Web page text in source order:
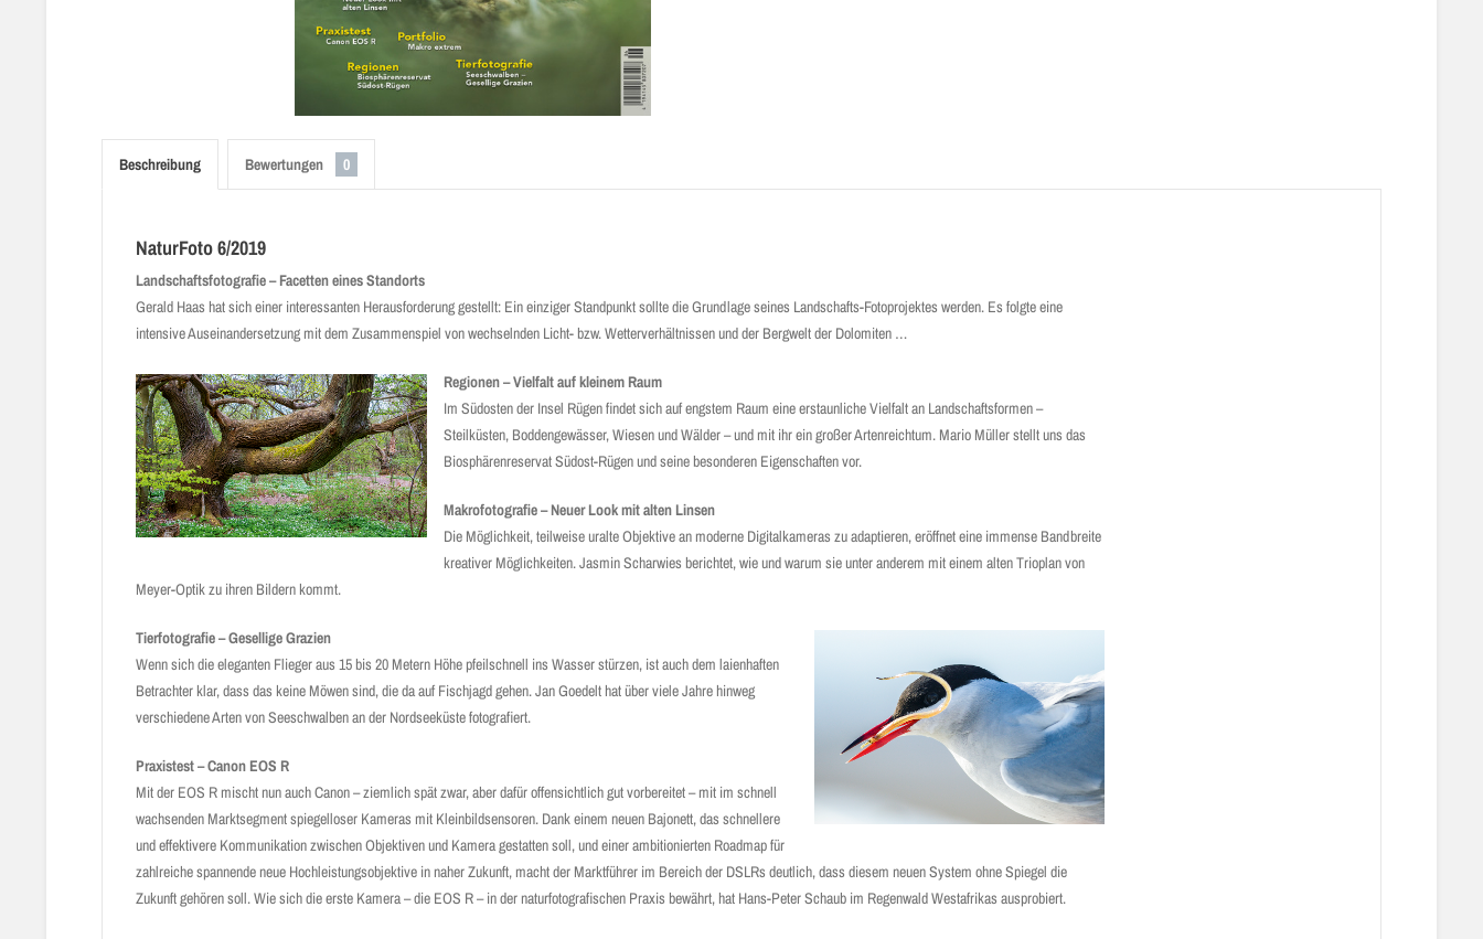
Beschreibung Bewertungen 0
NaturFoto 6/2019
Landschaftsfotografie – Facetten eines Standorts
Gerald Haas hat sich einer interessanten Herausforderung gestellt: Ein einziger Standpunkt sollte die Grundlage seines Landschafts-Fotoprojektes werden. Es folgte eine
intensive Auseinandersetzung mit dem Zusammenspiel von wechselnden Licht- bzw. Wetter­verhältnissen und der Bergwelt der Dolomiten …
Regionen – Vielfalt auf kleinem Raum
Im Südosten der Insel Rügen findet sich auf engstem Raum eine erstaunliche Vielfalt an Landschaftsformen –
Steilküsten, Boddengewässer, Wiesen und Wälder – und mit ihr ein großer Artenreichtum. Mario Müller stellt uns das
Biosphärenreservat Südost-Rügen und seine besonderen Eigenschaften vor.
Makrofotografie – Neuer Look mit alten Linsen
Die Möglichkeit, teilweise uralte Objektive an moderne Digital­kameras zu adaptieren, eröffnet eine immense Bandbreite
kreativer Möglichkeiten. Jasmin Scharwies berichtet, wie und warum sie unter anderem mit einem alten Trioplan von
Meyer-Optik zu ihren Bildern kommt.
Tierfotografie – Gesellige Grazien
Wenn sich die eleganten Flieger aus 15 bis 20 Metern Höhe pfeilschnell ins Wasser stürzen, ist auch dem laienhaften
Betrachter klar, dass das keine Möwen sind, die da auf Fischjagd gehen. Jan Goedelt hat über viele Jahre hinweg
verschiedene Arten von Seeschwalben an der Nordseeküste fotografiert.
Praxistest – Canon EOS R
Mit der EOS R mischt nun auch Canon – ziemlich spät zwar, aber dafür offensichtlich gut vorbereitet – mit im schnell
wachsenden Marktsegment spiegel­loser Kameras mit Kleinbildsensoren. Dank einem neuen Bajonett, das schnellere
und effektivere Kommunikation zwischen Objektiven und Kamera gestatten soll, und einer ambitionierten Roadmap für
zahlreiche spannende neue Hoch­leistungsobjektive in naher Zukunft, macht der Marktführer im Bereich der DSLRs deutlich, dass diesem neuen System ohne Spiegel die
Zukunft gehören soll. Wie sich die erste Kamera – die EOS R – in der naturfotografischen Praxis bewährt, hat Hans-Peter Schaub im Regenwald Westafrikas ausprobiert.